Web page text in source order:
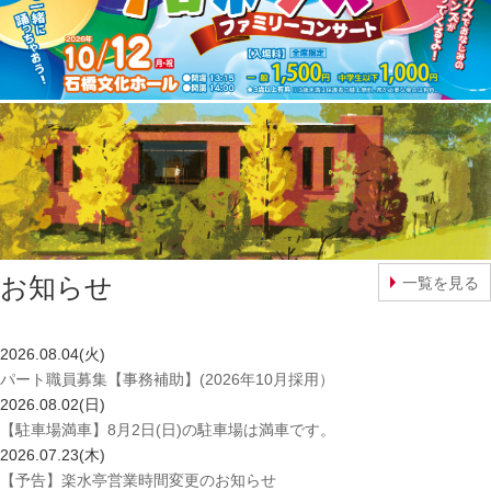
お知らせ 一覧を見る
2026.08.04(火)
パート職員募集【事務補助】(2026年10月採用）
2026.08.02(日)
【駐車場満車】8月2日(日)の駐車場は満車です。
2026.07.23(木)
【予告】楽水亭営業時間変更のお知らせ